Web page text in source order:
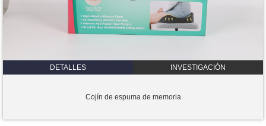
DETALLES INVESTIGACIÓN
Cojín de espuma de memoria